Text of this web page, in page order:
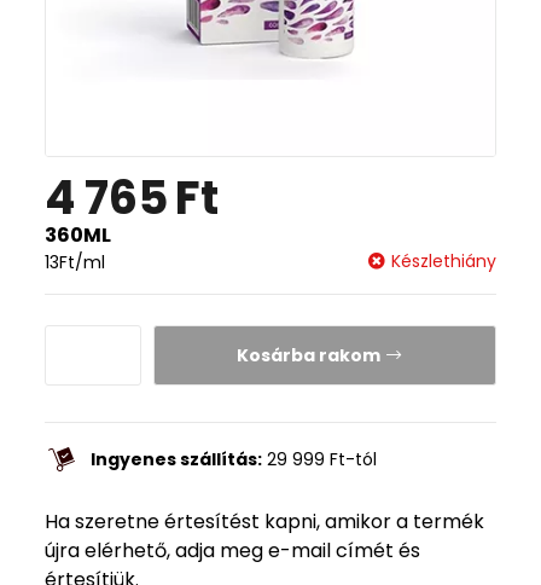
4 765Ft
360ML
13Ft/ml Készlethiány
Kosárba rakom
Ingyenes szállítás: 29 999 Ft-tól
Ha szeretne értesítést kapni, amikor a termék
újra elérhető, adja meg e-mail címét és